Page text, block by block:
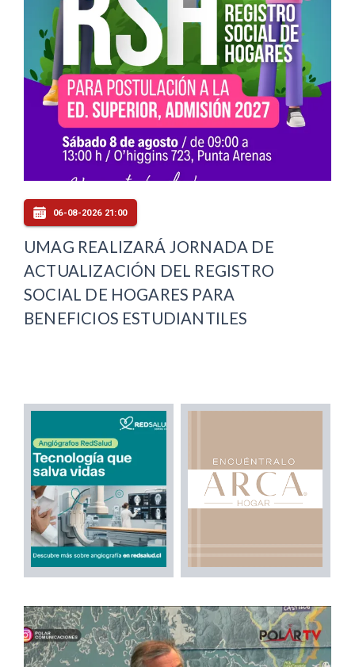
06-08-2026 21:00
UMAG REALIZARÁ JORNADA DE
ACTUALIZACIÓN DEL REGISTRO
SOCIAL DE HOGARES PARA
BENEFICIOS ESTUDIANTILES